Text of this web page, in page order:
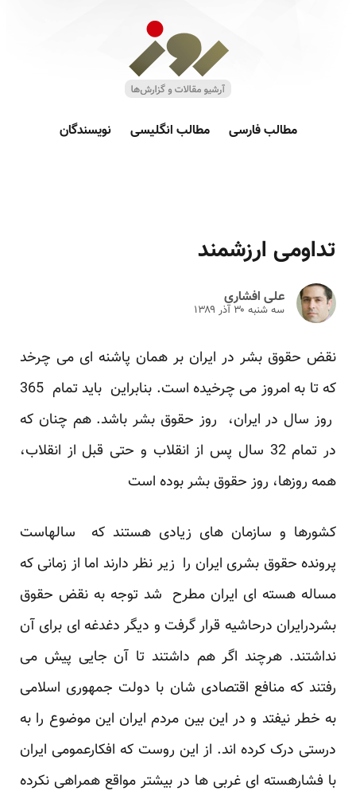
مطالب فارسی مطالب انگلیسی نویسندگان
تداومی ارزشمند
علی افشاری
سه شنبه ۳۰ آذر ۱۳۸۹
نقض حقوق بشر در ایران بر همان پاشنه ای می چرخد
که تا به امروز می چرخیده است. بنابراین باید تمام 365
روز سال در ایران، روز حقوق بشر باشد. هم چنان که
در تمام 32 سال پس از انقلاب و حتی قبل از انقلاب،
همه روزها، روز حقوق بشر بوده است
کشورها و سازمان های زیادی هستند که سالهاست
پرونده حقوق بشری ایران را زیر نظر دارند اما از زمانی که
مساله هسته ای ایران مطرح شد توجه به نقض حقوق
بشردرایران درحاشیه قرار گرفت و دیگر دغدغه ای برای آن
نداشتند. هرچند اگر هم داشتند تا آن جایی پیش می
رفتند که منافع اقتصادی شان با دولت جمهوری اسلامی
به خطر نیفتد و در این بین مردم ایران این موضوع را به
درستی درک کرده اند. از این روست که افکارعمومی ایران
با فشارهسته ای غربی ها در بیشتر مواقع همراهی نکرده